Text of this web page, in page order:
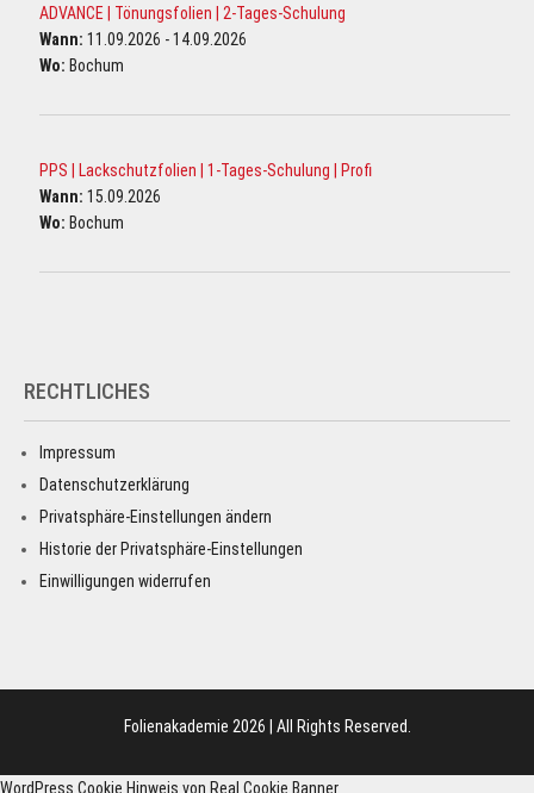
ADVANCE | Tönungsfolien | 2-Tages-Schulung
Wann: 11.09.2026 - 14.09.2026
Wo: Bochum
PPS | Lackschutzfolien | 1-Tages-Schulung | Profi
Wann: 15.09.2026
Wo: Bochum
RECHTLICHES
Impressum
Datenschutzerklärung
Privatsphäre-Einstellungen ändern
Historie der Privatsphäre-Einstellungen
Einwilligungen widerrufen
Folienakademie 2026 | All Rights Reserved.
WordPress Cookie Hinweis von Real Cookie Banner